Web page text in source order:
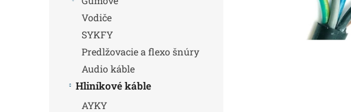
Vodiče
SYKFY
Predlžovacie a flexo šnúry
Audio káble
Hliníkové káble
AYKY